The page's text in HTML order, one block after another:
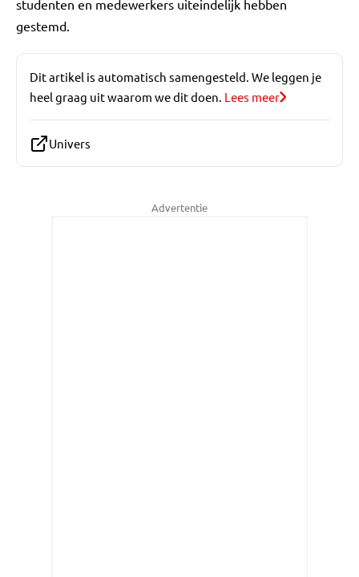
studenten en medewerkers uiteindelijk hebben
gestemd.
Dit artikel is automatisch samengesteld. We leggen je
heel graag uit waarom we dit doen. Lees meer
Univers
Advertentie